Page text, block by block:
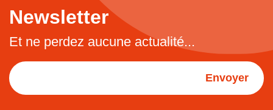
Newsletter
Et ne perdez aucune actualité...
Envoyer